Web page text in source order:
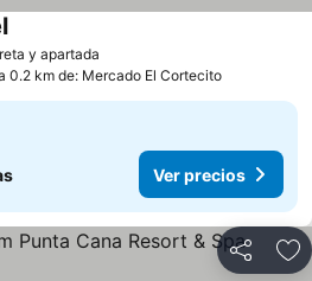
y apartada
Ver precios
0.2 km de: Mercado El Cortecito
Ver precios
Compartir